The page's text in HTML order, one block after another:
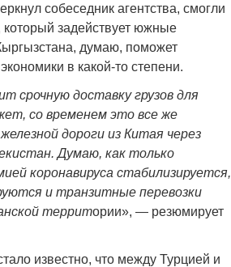
собеседник агентства, смогли
который задействует южные
думаю, поможет
в какой-то степени.
срочную доставку грузов для
со временем это все же
дороги из Китая через
Думаю, как только
коронавируса стабилизируется,
и транзитные перевозки
территории», — резюмирует
известно, что между Турцией и